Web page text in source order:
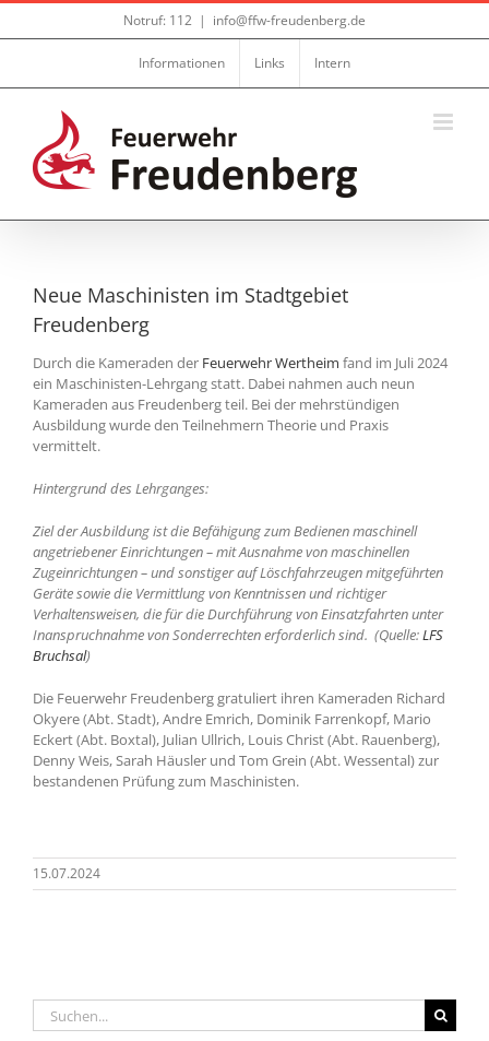
Zum
Notruf: 112 | info@ffw-freudenberg.de
Informationen Links Intern
Neue Maschinisten im Stadtgebiet
Freudenberg
Durch die Kameraden der Feuerwehr Wertheim fand im Juli 2024
ein Maschinisten-Lehrgang statt. Dabei nahmen auch neun
Kameraden aus Freudenberg teil. Bei der mehrstündigen
Ausbildung wurde den Teilnehmern Theorie und Praxis
vermittelt.
Hintergrund des Lehrganges:
Ziel der Ausbildung ist die Befähigung zum Bedienen maschinell
angetriebener Einrichtungen – mit Ausnahme von maschinellen
Zugeinrichtungen – und sonstiger auf Löschfahrzeugen mitgeführten
Geräte sowie die Vermittlung von Kenntnissen und richtiger
Verhaltensweisen, die für die Durchführung von Einsatzfahrten unter
Inanspruchnahme von Sonderrechten erforderlich sind. (Quelle:LFS
Bruchsal)
Die Feuerwehr Freudenberg gratuliert ihren Kameraden Richard
Okyere (Abt. Stadt), Andre Emrich, Dominik Farrenkopf, Mario
Eckert (Abt. Boxtal), Julian Ullrich, Louis Christ (Abt. Rauenberg),
Denny Weis, Sarah Häusler und Tom Grein (Abt. Wessental) zur
bestandenen Prüfung zum Maschinisten.
15.07.2024
Suche
nach: